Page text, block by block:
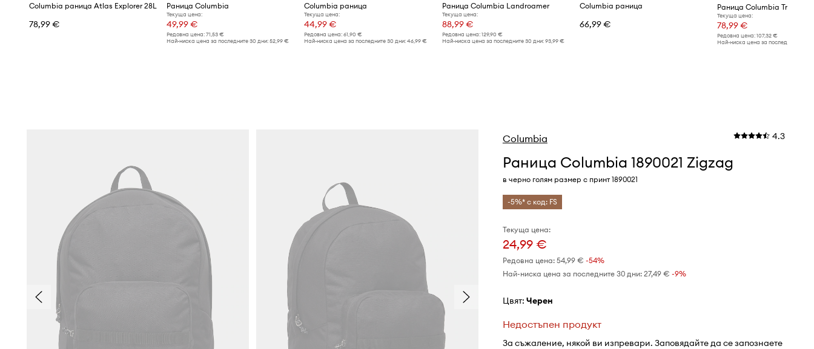
Columbia раница Atlas Explorer 28L
78,99 €
Раница Columbia
Текуща цена:
49,99 €
Редовна цена:71,53 €
Най-ниска цена за последните 30 дни:52,99 €
Columbia раница
Текуща цена:
44,99 €
Редовна цена: 61,90 €
Най-ниска цена за последните 30 дни: 46,99 €
Раница Columbia Landroamer
Текуща цена:
88,99 €
Редовна цена: 129,90 €
Най-ниска цена за последните 30 дни: 93,99 €
Columbia раница
66,99 €
Раница Columbia Triple
Текуща цена:
78,99 €
Редовна цена: 107,32 €
Най-ниска цена за последните 30
Columbia 4.3
Раница Columbia 1890021 Zigzag
в черно голям размер с принт 1890021
-5%* с код: FS
Текуща цена:
24,99 €
Редовна цена: 54,99 € -54%
Най-ниска цена за последните 30 дни: 27,49 € -9%
Цвят: черен
Недостъпен продукт
За съжаление, някой ви изпревари. Заповядайте да се запознаете